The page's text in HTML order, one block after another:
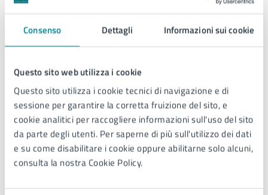
Consenso Dettagli Informazioni sui cookie
Questo sito web utilizza i cookie
Questo sito utilizza i cookie tecnici di navigazione e di
sessione per garantire la corretta fruizione del sito, e
cookie analitici per raccogliere informazioni sull'uso del sito
da parte degli utenti. Per saperne di più sull'utilizzo dei dati
e su come disabilitare i cookie oppure abilitarne solo alcuni,
consulta la nostra Cookie Policy.
Luogo
Arenile dei Pioppi piazza
Brescia
Via dei pioppi acc al mare